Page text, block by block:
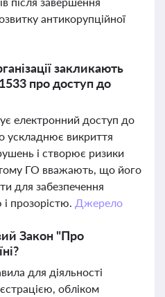
антикорупційної
закликають
про доступ до
електронний доступ до
ускладнює викриття
і створює ризики
ГО вважають, що його
для забезпечення
прозорістю. Джерело
Закон "Про
для діяльності
обліком